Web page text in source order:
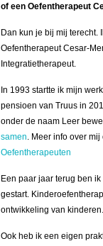
of een Oefentherapeut
Dan kun je bij mij terecht.
Oefentherapeut Cesar-
Integratietherapeut.
In 1993 startte ik mijn
pensioen van Truus in
onder de naam Leer
samen. Meer info over
Oefentherapeuten
Een paar jaar terug ben
gestart.
ontwikkeling van kinderen.
Ook heb ik een eigen